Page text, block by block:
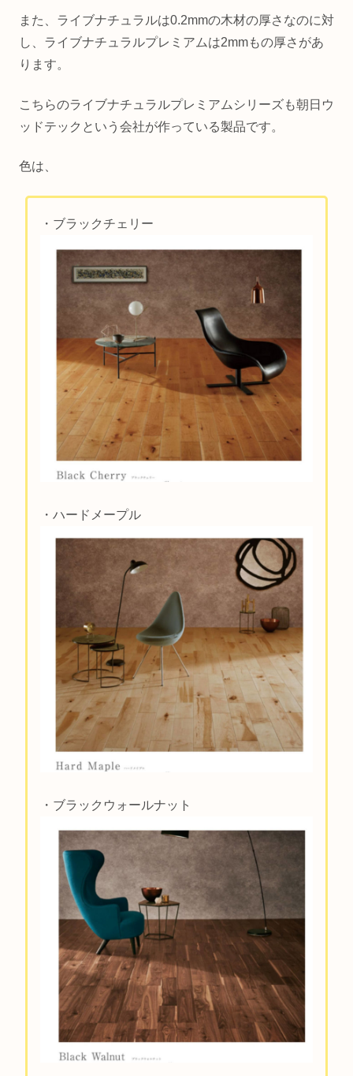
また、ライブナチュラルは0.2mmの木材の厚さなのに対
し、ライブナチュラルプレミアムは2mmもの厚さがあ
ります。
こちらのライブナチュラルプレミアムシリーズも朝日ウ
ッドテックという会社が作っている製品です。
色は、
・ブラックチェリー
・ハードメープル
・ブラックウォールナット